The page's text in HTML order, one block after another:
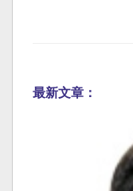
最新文章：